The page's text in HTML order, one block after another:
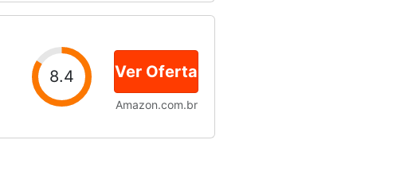
8.4 Ver Oferta
Amazon.com.br